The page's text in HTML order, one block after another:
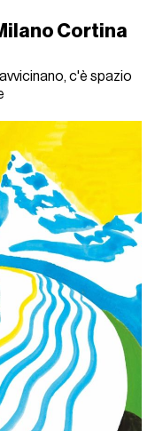
Cortina
c'è spazio